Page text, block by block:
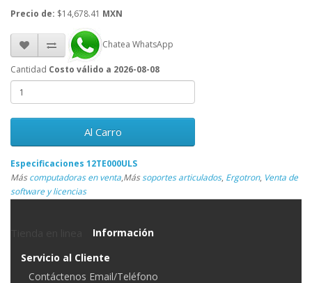
Precio de: $14,678.41 MXN
Chatea WhatsApp
Cantidad Costo válido a 2026-08-08
Al Carro
Especificaciones 12TE000ULS
Máscomputadoras en venta,Mássoportes articulados, Ergotron, Venta de
software y licencias
Información
Servicio al Cliente
Contáctenos Email/Teléfono